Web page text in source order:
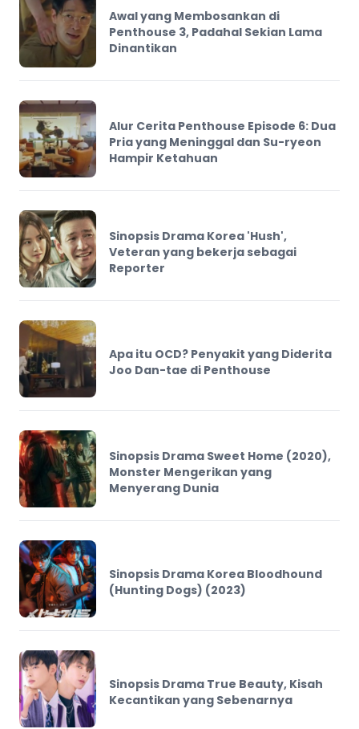
Awal yang Membosankan di
Penthouse 3, Padahal Sekian Lama
Dinantikan
Alur Cerita Penthouse Episode 6: Dua
Pria yang Meninggal dan Su-ryeon
Hampir Ketahuan
Sinopsis Drama Korea 'Hush',
Veteran yang bekerja sebagai
Reporter
Apa itu OCD? Penyakit yang Diderita
Joo Dan-tae di Penthouse
Sinopsis Drama Sweet Home (2020),
Monster Mengerikan yang
Menyerang Dunia
Sinopsis Drama Korea Bloodhound
(Hunting Dogs) (2023)
Sinopsis Drama True Beauty, Kisah
Kecantikan yang Sebenarnya